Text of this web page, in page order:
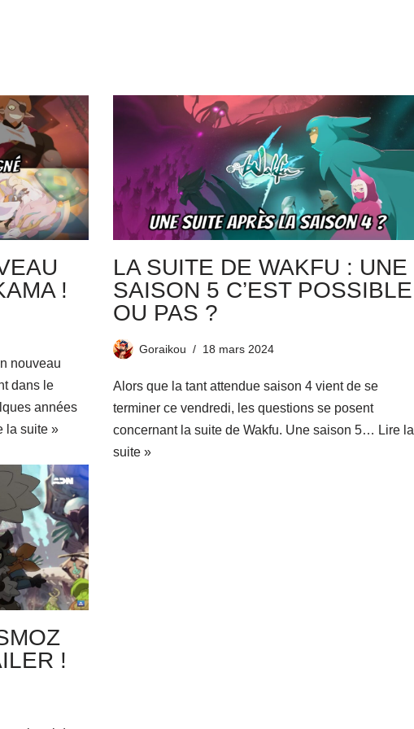
!
nouveau
dans le
années
la suite »
LA SUITE DE WAKFU : UNE
SAISON 5 C’EST POSSIBLE
OU PAS ?
Goraikou 18 mars 2024
Alors que la tant attendue saison 4 vient de se
terminer ce vendredi, les questions se posent
concernant la suite de Wakfu. Une saison 5… Lire la
suite »
!